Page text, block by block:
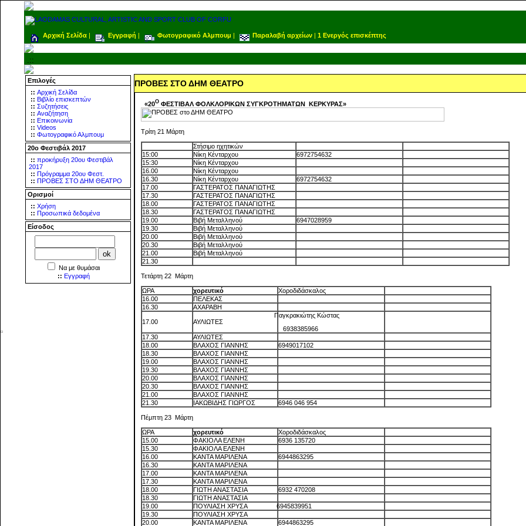
Αρχική Σελίδα | Εγγραφή | Φωτογραφικό Αλμπουμ | Παραλαβή αρχείων | 1 Ενεργός επισκέπτης
.::
Επιλογές
:: Αρχική Σελίδα
:: Βιβλίο επισκεπτών
:: Συζητήσεις
:: Αναζήτηση
:: Επικοινωνία
:: Videos
:: Φωτογραφικό Αλμπουμ
20ο Φεστιβάλ 2017
:: προκήρυξη 20ου Φεστιβάλ
2017
:: Πρόγραμμα 20ου Φεστ.
:: ΠΡΟΒΕΣ ΣΤΟ ΔΗΜ ΘΕΑΤΡΟ
Ορισμοί
:: Χρήση
:: Προσωπικά δεδομένα
Είσοδος
Να με θυμάσαι
:: Εγγραφή
ΠΡΟΒΕΣ ΣΤΟ ΔΗΜ ΘΕΑΤΡΟ
«20Ο ΦΕΣΤΙΒΑΛ ΦΟΛΚΛΟΡΙΚΩΝ ΣΥΓΚΡΟΤΗΜΑΤΩΝ ΚΕΡΚΥΡΑΣ»
Τρίτη 21 Μάρτη
Στήσιμο ηχητικών
15:00
Νίκη Κένταρχου
6972754632
15:30
Νίκη Κένταρχου
16.00
Νίκη Κένταρχου
16.30
Νίκη Κένταρχου
6972754632
17.00
ΓΑΣΤΕΡΑΤΟΣ ΠΑΝΑΓΙΩΤΗΣ
17.30
ΓΑΣΤΕΡΑΤΟΣ ΠΑΝΑΓΙΩΤΗΣ
18.00
ΓΑΣΤΕΡΑΤΟΣ ΠΑΝΑΓΙΩΤΗΣ
18.30
ΓΑΣΤΕΡΑΤΟΣ ΠΑΝΑΓΙΩΤΗΣ
19.00
Βιβή Μεταλληνού
6947028959
19.30
Βιβή Μεταλληνού
20.00
Βιβή Μεταλληνού
20.30
Βιβή Μεταλληνού
21.00
Βιβή Μεταλληνού
21.30
Τετάρτη 22 Μάρτη
ΩΡΑ χορευτικό
Χοροδιδάσκαλος
16.00
ΠΕΛΕΚΑΣ
16.30
ΑΧΑΡΑΒΗ
17.00 ΑΥΛΙΩΤΕΣ
Παγκρακιώτης Κώστας
6938385966
17.30
ΑΥΛΙΩΤΕΣ
18.00
ΒΛΑΧΟΣ ΓΙΑΝΝΗΣ
6949017102
18.30
ΒΛΑΧΟΣ ΓΙΑΝΝΗΣ
19.00
ΒΛΑΧΟΣ ΓΙΑΝΝΗΣ
19.30
ΒΛΑΧΟΣ ΓΙΑΝΝΗΣ
20.00
ΒΛΑΧΟΣ ΓΙΑΝΝΗΣ
20.30
ΒΛΑΧΟΣ ΓΙΑΝΝΗΣ
21.00
ΒΛΑΧΟΣ ΓΙΑΝΝΗΣ
21.30
ΙΑΚΩΒΙΔΗΣ ΓΙΩΡΓΟΣ 6946 046 954
Πέμπτη 23 Μάρτη
ΩΡΑ χορευτικό
Χοροδιδάσκαλος
15.00
ΦΑΚΙΟΛΑ ΕΛΕΝΗ
6936 135720
15.30
ΦΑΚΙΟΛΑ ΕΛΕΝΗ
16.00
ΚΑΝΤΑ ΜΑΡΙΛΕΝΑ
6944863295
16.30
ΚΑΝΤΑ ΜΑΡΙΛΕΝΑ
17.00
ΚΑΝΤΑ ΜΑΡΙΛΕΝΑ
17.30
ΚΑΝΤΑ ΜΑΡΙΛΕΝΑ
18.00
ΓΙΩΤΗ ΑΝΑΣΤΑΣΙΑ
6932 470208
18.30
ΓΙΩΤΗ ΑΝΑΣΤΑΣΙΑ
19.00
ΠΟΥΛΙΑΣΗ ΧΡΥΣΑ
6945839951
19.30
ΠΟΥΛΙΑΣΗ ΧΡΥΣΑ
20.00
ΚΑΝΤΑ ΜΑΡΙΛΕΝΑ 6944863295